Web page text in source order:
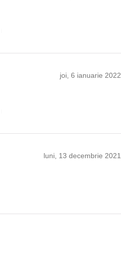
joi, 6 ianuarie 2022
luni, 13 decembrie 2021